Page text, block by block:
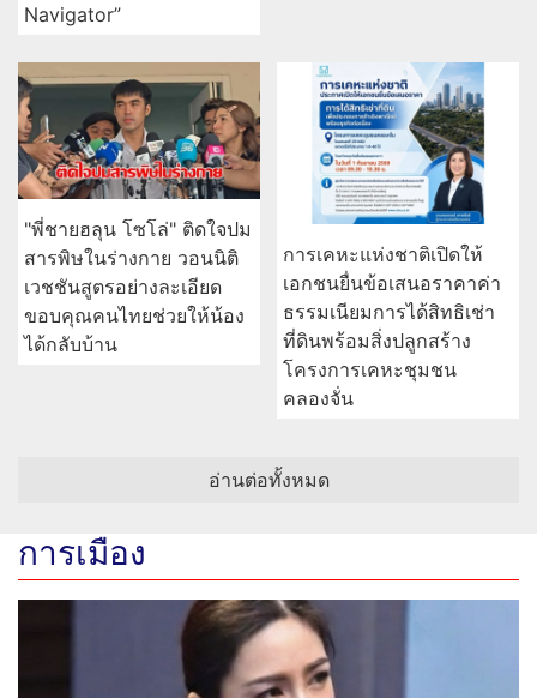
Navigator”
"พี่ชายฮลุน โซโล่" ติดใจปม
สารพิษในร่างกาย วอนนิติ
เวชชันสูตรอย่างละเอียด
ขอบคุณคนไทยช่วยให้น้อง
ได้กลับบ้าน
การเคหะแห่งชาติเปิดให้
เอกชนยื่นข้อเสนอราคาค่า
ธรรมเนียมการได้สิทธิเช่า
ที่ดินพร้อมสิ่งปลูกสร้าง
โครงการเคหะชุมชน
คลองจั่น
อ่านต่อทั้งหมด
การเมือง